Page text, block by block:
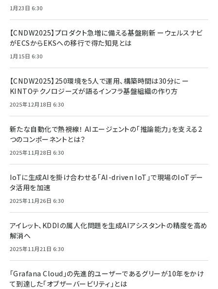
1月23日 6:30
【CNDW2025】プロダクト急増に備える基盤刷新 ーウェルスナビ
がECSからEKSへの移行で得た知見とは
1月15日 6:30
【CNDW2025】250環境を5人で運用、構築時間は30分に ー
KINTOテクノロジーズが語るインフラ基盤組織の作り方
2025年12月18日 6:30
新たな自動化で熱視線！ AIエージェントの「推論能力」を支える2
つのコンポーネントとは？
2025年11月28日 6:30
IoTに生成AIを掛け合わせる「AI-driven IoT」で現場のIoTデー
タ活用を加速
2025年11月26日 6:30
アイレット、KDDIの属人化問題を生成AIアシスタントの精度を高め
解消へ
2025年11月21日 6:30
「Grafana Cloud」の先進的ユーザーであるグリーが10年をかけ
て到達した「オブザーバービリティ」とは